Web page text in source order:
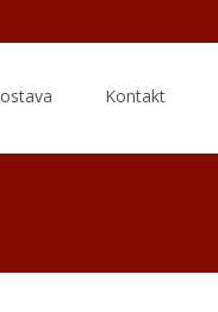
Kontakt